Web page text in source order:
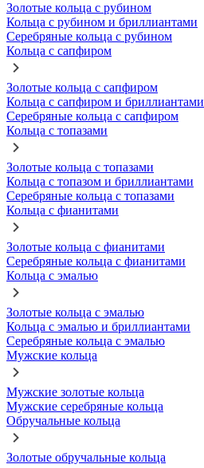
Золотые кольца с рубином
Кольца с рубином и бриллиантами
Серебряные кольца с рубином
Кольца с сапфиром
Золотые кольца с сапфиром
Кольца с сапфиром и бриллиантами
Серебряные кольца с сапфиром
Кольца с топазами
Золотые кольца с топазами
Кольца с топазом и бриллиантами
Серебряные кольца с топазами
Кольца с фианитами
Золотые кольца с фианитами
Серебряные кольца с фианитами
Кольца с эмалью
Золотые кольца с эмалью
Кольца с эмалью и бриллиантами
Серебряные кольца с эмалью
Мужские кольца
Мужские золотые кольца
Мужские серебряные кольца
Обручальные кольца
Золотые обручальные кольца